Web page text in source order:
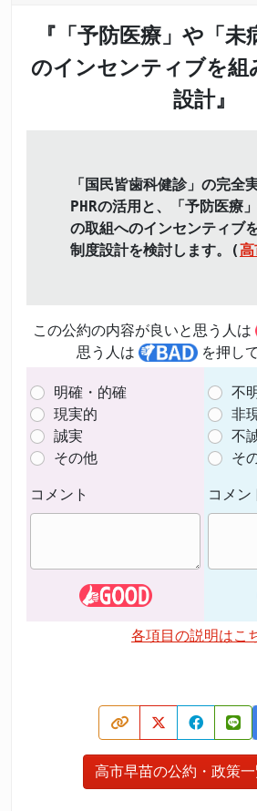
『「予防医療」や「
のインセンティブを組
設計』
「国民皆歯科健診」の完全
PHRの活用と、「予防医療
の取組へのインセンティブ
制度設計を検討します。(
この公約の内容が良いと思う人は
思う人は
を押し
明確・的確
現実的
誠実
その他
コメント
不
非
不
そ
コメン
各項目の説明はこ
高市早苗の公約・政策